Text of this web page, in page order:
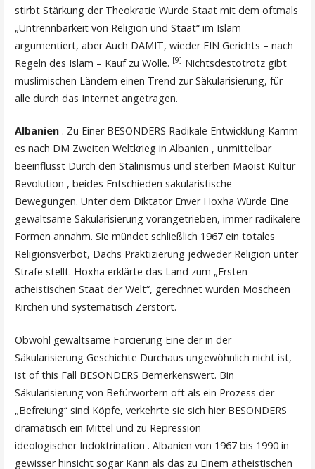
stirbt Stärkung der Theokratie Wurde Staat mit dem oftmals
„Untrennbarkeit von Religion und Staat“ im Islam
argumentiert, aber Auch DAMIT, wieder EIN Gerichts – nach
Regeln des Islam – Kauf zu Wolle. [9] Nichtsdestotrotz gibt
muslimischen Ländern einen Trend zur Säkularisierung, für
alle durch das Internet angetragen.
Albanien. Zu Einer BESONDERS Radikale Entwicklung Kamm
es nach DM Zweiten Weltkrieg in Albanien , unmittelbar
beeinflusst Durch den Stalinismus und sterben Maoist Kultur
Revolution , beides Entschieden säkularistische
Bewegungen. Unter dem Diktator Enver Hoxha Würde Eine
gewaltsame Säkularisierung vorangetrieben, immer radikalere
Formen annahm. Sie mündet schließlich 1967 ein totales
Religionsverbot, Dachs Praktizierung jedweder Religion unter
Strafe stellt. Hoxha erklärte das Land zum „Ersten
atheistischen Staat der Welt“, gerechnet wurden Moscheen
Kirchen und systematisch Zerstört.
Obwohl gewaltsame Forcierung Eine der in der
Säkularisierung Geschichte Durchaus ungewöhnlich nicht ist,
ist of this Fall BESONDERS Bemerkenswert. Bin
Säkularisierung von Befürwortern oft als ein Prozess der
„Befreiung“ sind Köpfe, verkehrte sie sich hier BESONDERS
dramatisch ein Mittel und zu Repression
ideologischer Indoktrination . Albanien von 1967 bis 1990 in
gewisser hinsicht sogar Kann als das zu Einem atheistischen